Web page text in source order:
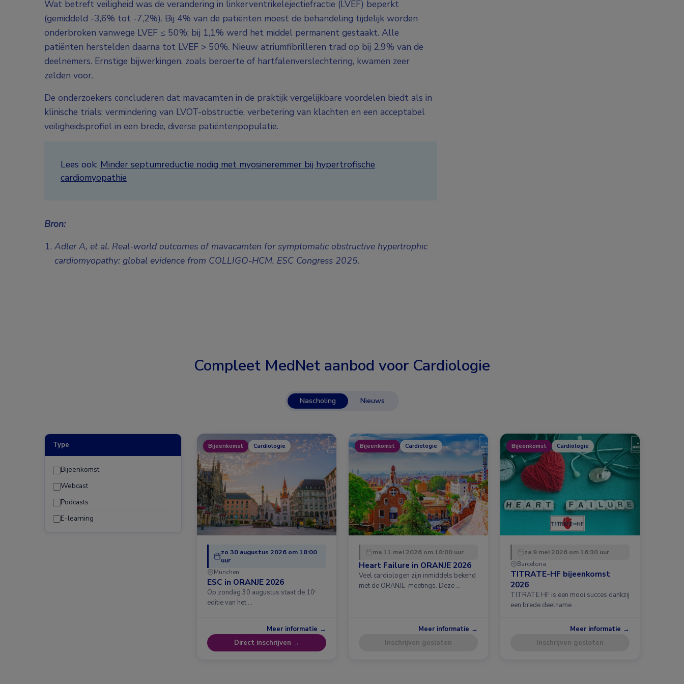
Wat betreft veiligheid was de verandering in linkerventrikelejectiefractie (LVEF) beperkt
(gemiddeld -3,6% tot -7,2%). Bij 4% van de patiënten moest de behandeling tijdelijk worden
onderbroken vanwege LVEF ≤ 50%; bij 1,1% werd het middel permanent gestaakt. Alle
patiënten herstelden daarna tot LVEF > 50%. Nieuw atriumfibrilleren trad op bij 2,9% van de
deelnemers. Ernstige bijwerkingen, zoals beroerte of hartfalenverslechtering, kwamen zeer
zelden voor.
De onderzoekers concluderen dat mavacamten in de praktijk vergelijkbare voordelen biedt als in
klinische trials: vermindering van LVOT-obstructie, verbetering van klachten en een acceptabel
veiligheidsprofiel in een brede, diverse patiëntenpopulatie.
Lees ook: Minder septumreductie nodig met myosineremmer bij hypertrofische
cardiomyopathie
Bron:
Adler A, et al. Real-world outcomes of mavacamten for symptomatic obstructive hypertrophic
cardiomyopathy: global evidence from COLLIGO-HCM. ESC Congress 2025.
Compleet MedNet aanbod voor Cardiologie
Nascholing Nieuws
Type
Bijeenkomst
Webcast
Podcasts
E-learning
Bijeenkomst Cardiologie
zo 30 augustus 2026 om 18:00
uur
München
ESC in ORANJE 2026
Op zondag 30 augustus staat de 10ᵉ
editie van het …
Meer informatie →
Direct inschrijven →
Bijeenkomst Cardiologie
ma 11 mei 2026 om 18:00 uur
Heart Failure in ORANJE 2026
Veel cardiologen zijn inmiddels bekend
met de ORANJE-meetings. Deze …
Meer informatie →
Inschrijven gesloten
Bijeenkomst Cardiologie
za 9 mei 2026 om 16:30 uur
Barcelona
TITRATE-HF bijeenkomst
2026
TITRATE HF is een mooi succes dankzij
een brede deelname …
Meer informatie →
Inschrijven gesloten